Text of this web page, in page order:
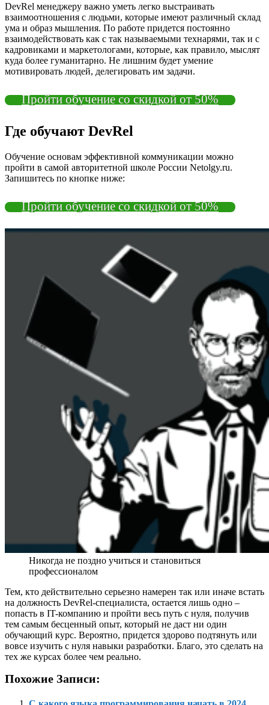
DevRel менеджеру важно уметь легко выстраивать
взаимоотношения с людьми, которые имеют различный склад
ума и образ мышления. По работе придется постоянно
взаимодействовать как с так называемыми технарями, так и с
кадровиками и маркетологами, которые, как правило, мыслят
куда более гуманитарно. Не лишним будет умение
мотивировать людей, делегировать им задачи.
Пройти обучение со скидкой от 50%
Где обучают DevRel
Обучение основам эффективной коммуникации можно
пройти в самой авторитетной школе России Netolgy.ru.
Запишитесь по кнопке ниже:
Пройти обучение со скидкой от 50%
Никогда не поздно учиться и становиться
профессионалом
Тем, кто действительно серьезно намерен так или иначе встать
на должность DevRel-специалиста, остается лишь одно –
попасть в IT-компанию и пройти весь путь с нуля, получив
тем самым бесценный опыт, который не даст ни один
обучающий курс. Вероятно, придется здорово подтянуть или
вовсе изучить с нуля навыки разработки. Благо, это сделать на
тех же курсах более чем реально.
Похожие Записи: